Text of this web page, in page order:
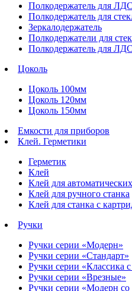
Полкодержатель для
Полкодержатель для
Зеркалодержатель
Полкодержатели для
Полкодержатель для
Цоколь
Цоколь 100мм
Цоколь 120мм
Цоколь 150мм
Емкости для приборов
Клей. Герметики
Герметик
Клей
Клей для
Клей для ручного станка
Клей для станка с
Ручки
Ручки серии «Модерн»
Ручки серии «Стандарт»
Ручки серии «Классика
Ручки серии «Врезные»
Ручки серии «Модерн со